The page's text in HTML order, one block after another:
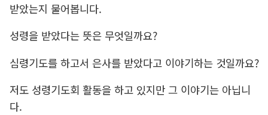
받았는지 물어봅니다.
성령을 받았다는 뜻은 무엇일까요?
심령기도를 하고서 은사를 받았다고 이야기하는 것일까요?
저도 성령기도회 활동을 하고 있지만 그 이야기는 아닙니
다.